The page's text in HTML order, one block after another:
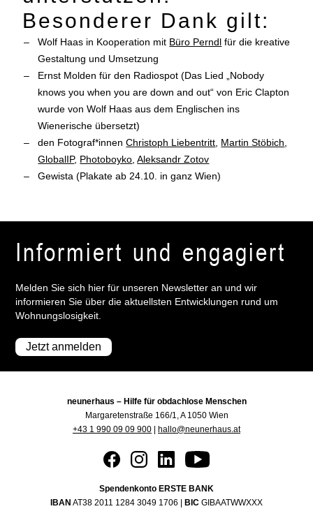
Besonderer Dank gilt:
Wolf Haas in Kooperation mit Büro Perndl für die kreative
Gestaltung und Umsetzung
Ernst Molden für den Radiospot (Das Lied „Nobody
knows you when you are down and out“ von Eric Clapton
wurde von Wolf Haas aus dem Englischen ins
Wienerische übersetzt)
den Fotograf*innenChristoph Liebentritt Martin Stöbich
GlobalIP, Photoboyko ,Aleksandr Zotov
Gewista (Plakate ab 24.10. in ganz Wien)
Informiert und engagiert
Melden Sie sich hier für unseren Newsletter an und wir
informieren Sie über die aktuellsten Entwicklungen rund um
Wohnungslosigkeit.
Jetzt anmelden
neunerhaus – Hilfe für obdachlose Menschen
Margaretenstraße 166/1, A 1050 Wien
+43 1 990 09 09 900 | hallo@neunerhaus.at
Spendenkonto ERSTE BANK
IBAN AT38 2011 1284 3049 1706 | BIC GIBAATWWXXX